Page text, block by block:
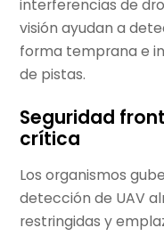
interferencias de
visión ayudan a
forma temprana e
de pistas.
Seguridad
crítica
Los organismos
detección de UAV
restringidas y